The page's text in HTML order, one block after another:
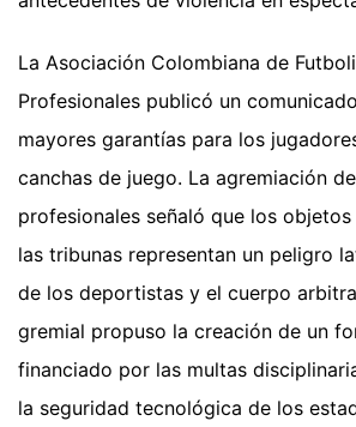
La Asociación Colombiana de
Profesionales publicó un
mayores garantías para los
canchas de juego. La agremiación
profesionales señaló que los
las tribunas representan un peligro
de los deportistas y el cuerpo
gremial propuso la creación de un
financiado por las multas
la seguridad tecnológica de los